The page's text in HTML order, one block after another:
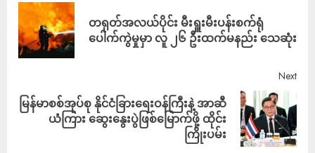
တရုတ်အလယ်ပိုင်း မီးရှူးမီးပန်းစက်ရုံ
ပေါက်ကွဲမှုမှာ လူ ၂၆ ဦးထက်မနည်း သေဆုံး
Next
မြန်မာစစ်အုပ်စု နိုင်ငံခြားရေးဝန်ကြီးနဲ့ အာဆီ
ယံကြား ဆွေးနွေးပွဲဖြစ်မြောက်ဖို့ ထိုင်း
ကြိုးပမ်း